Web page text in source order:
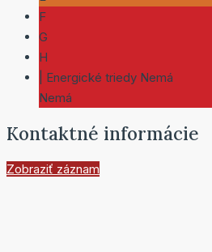
F
G
H
| Energické triedy Nemá
Nemá
Kontaktné informácie
Zobraziť záznam